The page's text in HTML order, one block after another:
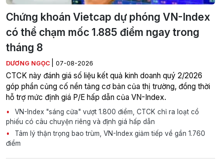
Chứng khoán Vietcap dự phóng VN-Index
có thể chạm mốc 1.885 điểm ngay trong
tháng 8
DƯƠNG NGỌC 07-08-2026
CTCK này đánh giá số liệu kết quả kinh doanh quý 2/2026
góp phần củng cố nền tảng cơ bản của thị trường, đồng thời
hỗ trợ mức định giá P/E hấp dẫn của VN-Index.
VN-Index "sáng cửa" vượt 1.800 điểm, CTCK chỉ ra loạt cổ
phiếu có câu chuyện riêng và định giá hấp dẫn
Tâm lý thận trọng bao trùm, VN-Index giảm tiếp về gần 1.760
điểm